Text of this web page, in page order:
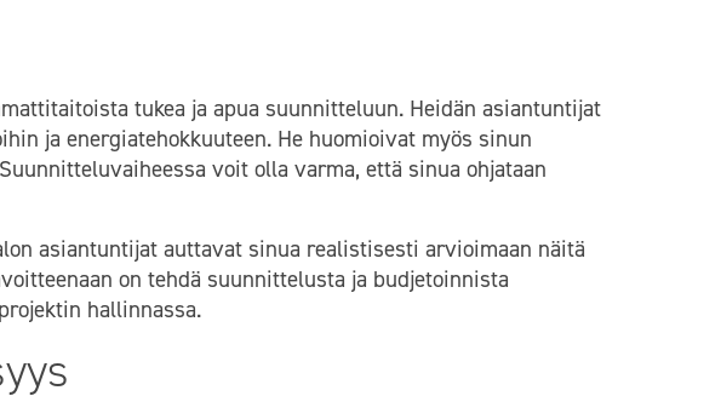
tukea ja apua suunnitteluun. Heidän asiantuntijat
ja energiatehokkuuteen. He huomioivat myös sinun
voit olla varma, että sinua ohjataan
asiantuntijat auttavat sinua realistisesti arvioimaan näitä
on tehdä suunnittelusta ja budjetoinnista
hallinnassa.